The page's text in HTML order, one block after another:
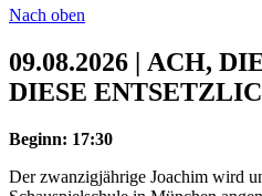
Nach oben
09.08.2026 | ACH,
DIESE
Beginn: 17:30
Der zwanzigjährige Joachim wird